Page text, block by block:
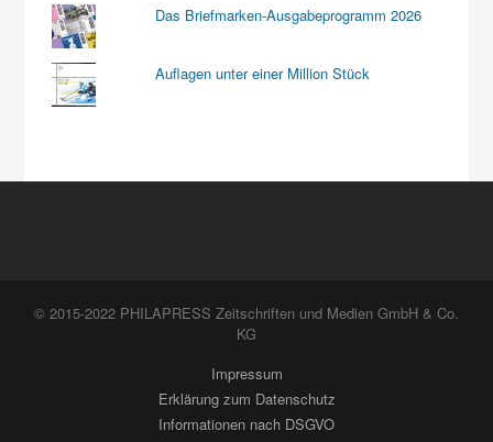
Das Briefmarken-Ausgabeprogramm 2026
Auflagen unter einer Million Stück
© 2015-2022 PHILAPRESS Zeitschriften und Medien GmbH & Co.
KG
Impressum
Erklärung zum Datenschutz
Informationen nach DSGVO